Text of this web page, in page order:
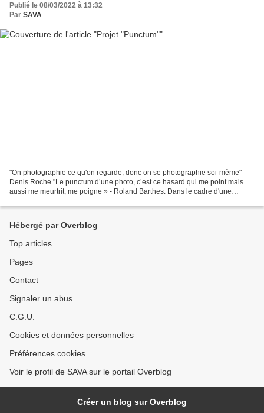
Publié le 08/03/2022 à 13:32
Par SAVA
"On photographie ce qu'on regarde, donc on se photographie soi-même" -
Denis Roche "Le punctum d’une photo, c’est ce hasard qui me point mais
aussi me meurtrit, me poigne » - Roland Barthes. Dans le cadre d'une
Hébergé par Overblog
Top articles
Pages
Contact
Signaler un abus
C.G.U.
Cookies et données personnelles
Préférences cookies
Voir le profil de SAVA sur le portail Overblog
Créer un blog sur Overblog